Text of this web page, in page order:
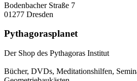
Bodenbacher Straße 7
01277 Dresden
Pythagorasplanet
Der Shop des Pythagoras Institut
Bücher, DVDs, Meditationshilfen,